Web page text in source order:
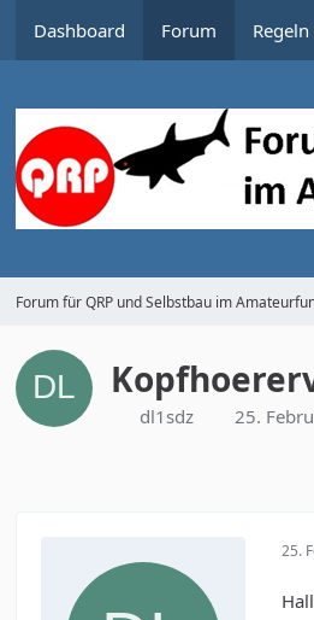
Dashboard Forum
Forum für QRP und Selbstbau im
dl1sdz 25.
25.